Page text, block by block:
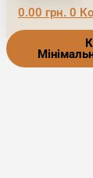
0.00 грн. 0